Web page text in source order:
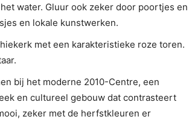
water. Gluur ook zeker door poortjes en
en lokale kunstwerken.
met een karakteristieke roze toren.
bij het moderne 2010-Centre, een
en cultureel gebouw dat contrasteert
zeker met de herfstkleuren er